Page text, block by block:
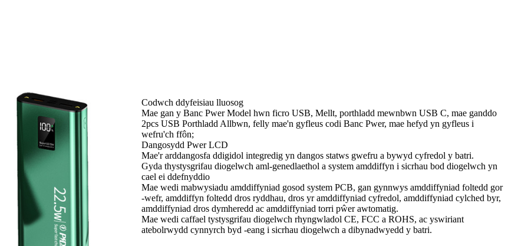
Codwch ddyfeisiau lluosog
Mae gan y Banc Pwer Model hwn ficro USB, Mellt, porthladd mewnbwn USB C, mae ganddo
2pcs USB Porthladd Allbwn, felly mae'n gyfleus codi Banc Pwer, mae hefyd yn gyfleus i
wefru'ch ffôn;
Dangosydd Pwer LCD
Mae'r arddangosfa ddigidol integredig yn dangos statws gwefru a bywyd cyfredol y batri.
Gyda thystysgrifau diogelwch aml-genedlaethol a system amddiffyn i sicrhau bod diogelwch yn
cael ei ddefnyddio
Mae wedi mabwysiadu amddiffyniad gosod system PCB, gan gynnwys amddiffyniad foltedd gor
-wefr, amddiffyn foltedd dros ryddhau, dros yr amddiffyniad cyfredol, amddiffyniad cylched byr,
amddiffyniad dros dymheredd ac amddiffyniad torri pŵer awtomatig.
Mae wedi caffael tystysgrifau diogelwch rhyngwladol CE, FCC a ROHS, ac yswiriant
atebolrwydd cynnyrch byd -eang i sicrhau diogelwch a dibynadwyedd y batri.